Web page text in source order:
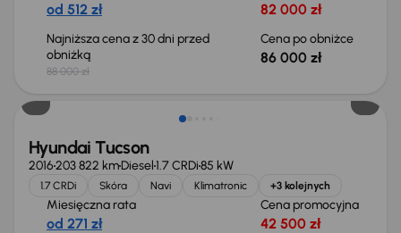
od 512 zł 82 000 zł
Najniższa cena z 30 dni przed
obniżką
88 000 zł
Cena po obniżce
86 000 zł
Hyundai Tucson
2016203 822 kmDiesel1.7 CRDi85 kW
1.7 CRDi Skóra Navi Klimatronic +3 kolejnych
Miesięczna rata
od 271 zł
Cena promocyjna
42 500 zł